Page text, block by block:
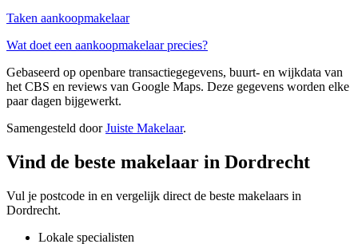
Taken aankoopmakelaar
Wat doet een aankoopmakelaar precies?
Gebaseerd op openbare transactiegegevens, buurt- en wijkdata van
het CBS en reviews van Google Maps. Deze gegevens worden elke
paar dagen bijgewerkt.
Samengesteld doorJuiste Makelaar.
Vind de beste makelaar in Dordrecht
Vul je postcode in en vergelijk direct de beste makelaars in
Dordrecht.
Lokale specialisten